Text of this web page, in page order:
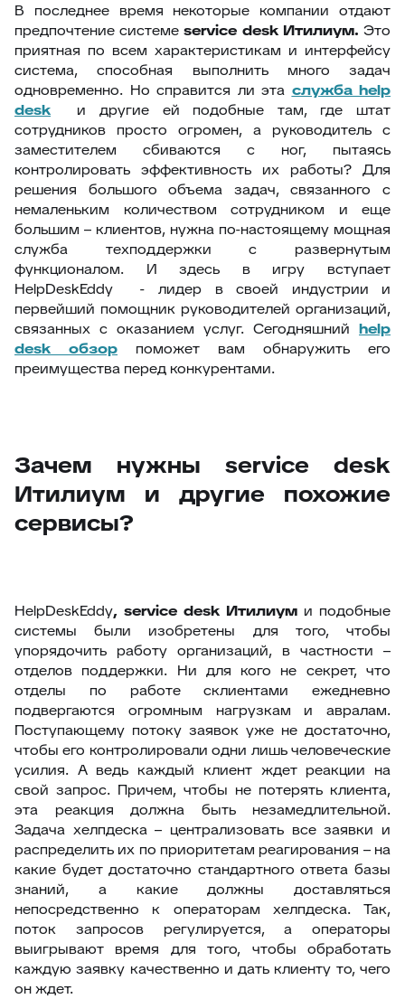
В последнее время некоторые компании отдают
предпочтение системеservice deskИтилиум.Это
приятная по всем характеристикам и интерфейсу
система, способная выполнить много задач
одновременно. Но справится ли эта служба help
desk и другие ей подобные там, где штат
сотрудников просто огромен, а руководитель с
заместителем сбиваются с ног, пытаясь
контролировать эффективность их работы? Для
решения большого объема задач, связанного с
немаленьким количеством сотрудником и еще
большим – клиентов, нужна по-настоящему мощная
служба техподдержки с развернутым
функционалом. И здесь в игру вступает
HelpDeskEddy - лидер в своей индустрии и
первейший помощник руководителей организаций,
связанных с оказанием услуг. Сегодняшний help
desk обзор поможет вам обнаружить его
преимущества перед конкурентами.
Зачем нужны service desk
Итилиум и другие похожие
сервисы?
HelpDeskEddy, service desk Итилиум и подобные
системы были изобретены для того, чтобы
упорядочить работу организаций, в частности –
отделов поддержки. Ни для кого не секрет, что
отделы по работе склиентами ежедневно
подвергаются огромным нагрузкам и авралам.
Поступающему потоку заявок уже не достаточно,
чтобы его контролировали одни лишь человеческие
усилия. А ведь каждый клиент ждет реакции на
свой запрос. Причем, чтобы не потерять клиента,
эта реакция должна быть незамедлительной.
Задача хелпдеска – централизовать все заявки и
распределить их по приоритетам реагирования – на
какие будет достаточно стандартного ответа базы
знаний, а какие должны доставляться
непосредственно к операторам хелпдеска. Так,
поток запросов регулируется, а операторы
выигрывают время для того, чтобы обработать
каждую заявку качественно и дать клиенту то, чего
он ждет.